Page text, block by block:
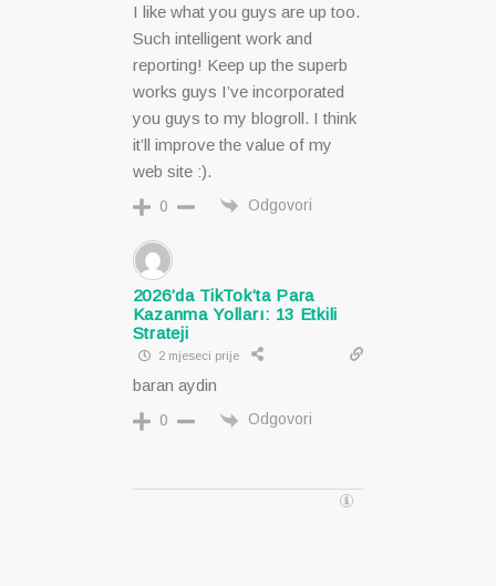
I like what you guys are up too.
Such intelligent work and
reporting! Keep up the superb
works guys I’ve incorporated
you guys to my blogroll. I think
it’ll improve the value of my
web site :).
0 Odgovori
2026’da TikTok’ta Para
Kazanma Yolları: 13 Etkili
Strateji
2 mjeseci prije
baran aydin
0 Odgovori